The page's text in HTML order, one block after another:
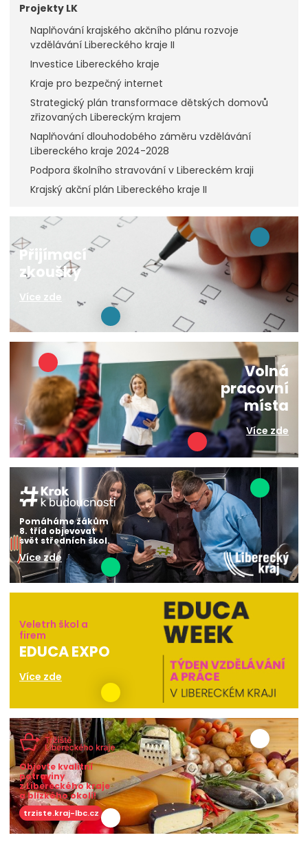
Projekty LK
Naplňování krajského akčního plánu rozvoje
vzdělávání Libereckého kraje II
Investice Libereckého kraje
Kraje pro bezpečný internet
Strategický plán transformace dětských domovů
zřizovaných Libereckým krajem
Naplňování dlouhodobého záměru vzdělávání
Libereckého kraje 2024-2028
Podpora školního stravování v Libereckém kraji
Krajský akční plán Libereckého kraje II
Přijímací
zkoušky
Více zde
Volná
pracovní
místa
Více zde
Pomáháme žákům
8. tříd objevovat
svět středních škol.
Více zde
Veletrh škol a
firem
EDUCA EXPO
Více zde
Objevte kvalitní
potraviny
z Libereckého kraje
a blízkého okolí!
trziste.kraj-lbc.cz